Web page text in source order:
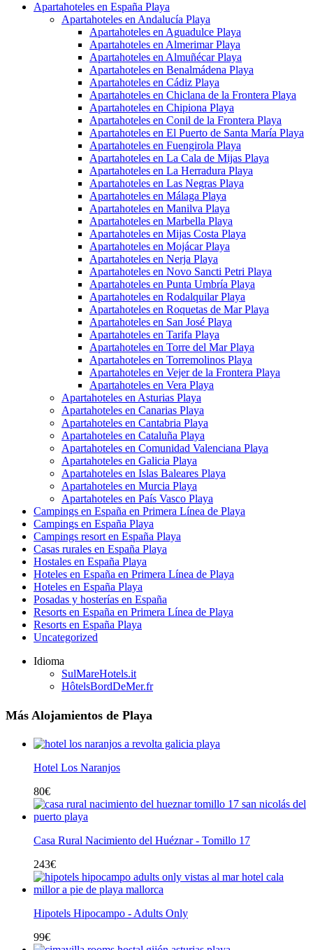
Apartahoteles en España Playa
Apartahoteles en Andalucía Playa
Apartahoteles en Aguadulce Playa
Apartahoteles en Almerimar Playa
Apartahoteles en Almuñécar Playa
Apartahoteles en Benalmádena Playa
Apartahoteles en Cádiz Playa
Apartahoteles en Chiclana de la Frontera Playa
Apartahoteles en Chipiona Playa
Apartahoteles en Conil de la Frontera Playa
Apartahoteles en El Puerto de Santa María Playa
Apartahoteles en Fuengirola Playa
Apartahoteles en La Cala de Mijas Playa
Apartahoteles en La Herradura Playa
Apartahoteles en Las Negras Playa
Apartahoteles en Málaga Playa
Apartahoteles en Manilva Playa
Apartahoteles en Marbella Playa
Apartahoteles en Mijas Costa Playa
Apartahoteles en Mojácar Playa
Apartahoteles en Nerja Playa
Apartahoteles en Novo Sancti Petri Playa
Apartahoteles en Punta Umbría Playa
Apartahoteles en Rodalquilar Playa
Apartahoteles en Roquetas de Mar Playa
Apartahoteles en San José Playa
Apartahoteles en Tarifa Playa
Apartahoteles en Torre del Mar Playa
Apartahoteles en Torremolinos Playa
Apartahoteles en Vejer de la Frontera Playa
Apartahoteles en Vera Playa
Apartahoteles en Asturias Playa
Apartahoteles en Canarias Playa
Apartahoteles en Cantabria Playa
Apartahoteles en Cataluña Playa
Apartahoteles en Comunidad Valenciana Playa
Apartahoteles en Galicia Playa
Apartahoteles en Islas Baleares Playa
Apartahoteles en Murcia Playa
Apartahoteles en País Vasco Playa
Campings en España en Primera Línea de Playa
Campings en España Playa
Campings resort en España Playa
Casas rurales en España Playa
Hostales en España Playa
Hoteles en España en Primera Línea de Playa
Hoteles en España Playa
Posadas y hosterías en España
Resorts en España en Primera Línea de Playa
Resorts en España Playa
Uncategorized
Idioma
SulMareHotels.it
HôtelsBordDeMer.fr
Más Alojamientos de Playa
Hotel Los Naranjos
80€
Casa Rural Nacimiento del Huéznar - Tomillo 17
243€
Hipotels Hipocampo - Adults Only
99€